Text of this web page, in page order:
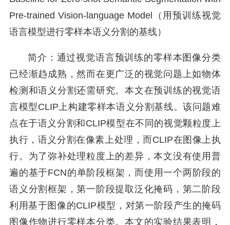
Pre-trained Vision-language Model（用预训练视觉
语言模型进行零样本语义分割的基线）
简介：通过视觉语言预训练的零样本图像分类
已经渐趋成熟，然而在更广泛的视觉问题上如物体
检测和语义分割还需研究。本文在预训练的视觉语
言模型CLIP上构建零样本语义分割基线。该问题难
点在于语义分割和CLIP模型在不同的视觉颗粒度上
执行，语义分割在像素上处理，而CLIP在图像上执
行。为了弥补处理粒度上的差异，本文没有使用普
遍的基于FCN的单阶段框架，而使用一个两阶段的
语义分割框架，第一阶段提取泛化掩码，第二阶段
利用基于图像的CLIP模型，对第一阶段产生的掩码
图像作物进行零样本分类。本文的实验结果表明，